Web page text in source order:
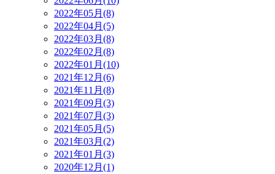
2022年05月(8)
2022年04月(5)
2022年03月(8)
2022年02月(8)
2022年01月(10)
2021年12月(6)
2021年11月(8)
2021年09月(3)
2021年07月(3)
2021年05月(5)
2021年03月(2)
2021年01月(3)
2020年12月(1)